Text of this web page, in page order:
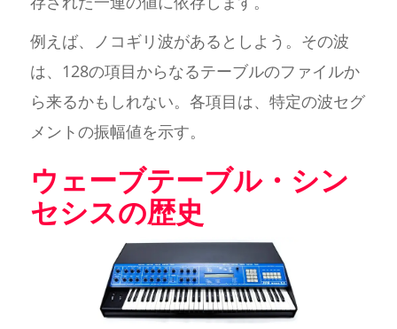
例えば、ノコギリ波があるとしよう。その波
は、128の項目からなるテーブルのファイルか
ら来るかもしれない。各項目は、特定の波セグ
メントの振幅値を示す。
ウェーブテーブル・シン
セシスの歴史